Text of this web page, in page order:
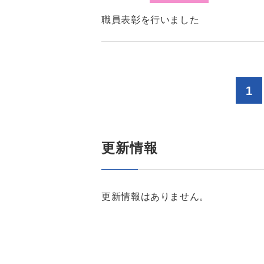
職員表彰を行いました
1
更新情報
更新情報はありません。